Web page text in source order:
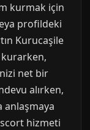
kurmak için
profildeki
Kurucaşile
net bir
alırken,
anlaşmaya
hizmeti